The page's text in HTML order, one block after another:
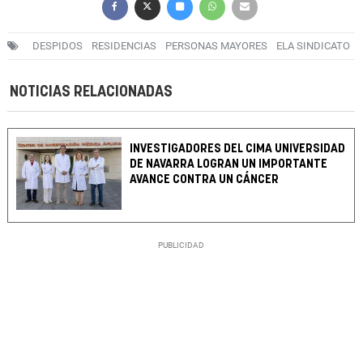
DESPIDOS RESIDENCIAS PERSONAS MAYORES ELA SINDICATO
NOTICIAS RELACIONADAS
INVESTIGADORES DEL CIMA UNIVERSIDAD
DE NAVARRA LOGRAN UN IMPORTANTE
AVANCE CONTRA UN CÁNCER